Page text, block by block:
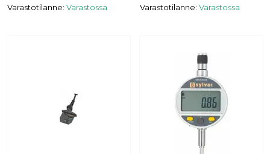
Varastotilanne: Varastossa
Varastotilanne: Varastossa